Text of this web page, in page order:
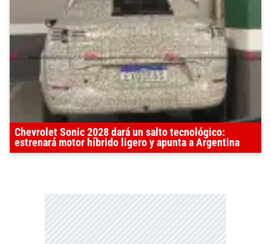
Chevrolet Sonic 2028 dará un salto tecnológico:
estrenará motor híbrido ligero y apunta a Argentina